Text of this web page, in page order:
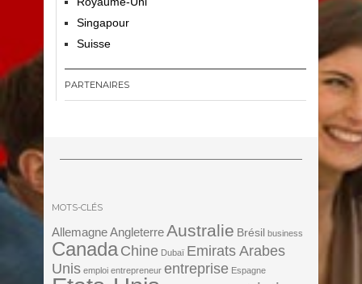
Singapour
Suisse
PARTENAIRES
MOTS-CLÉS
Allemagne AngleterreAustralie Brésil business
Canada Chine Dubaï Emirats Arabes
Unis emploi entrepreneur entreprise Espagne